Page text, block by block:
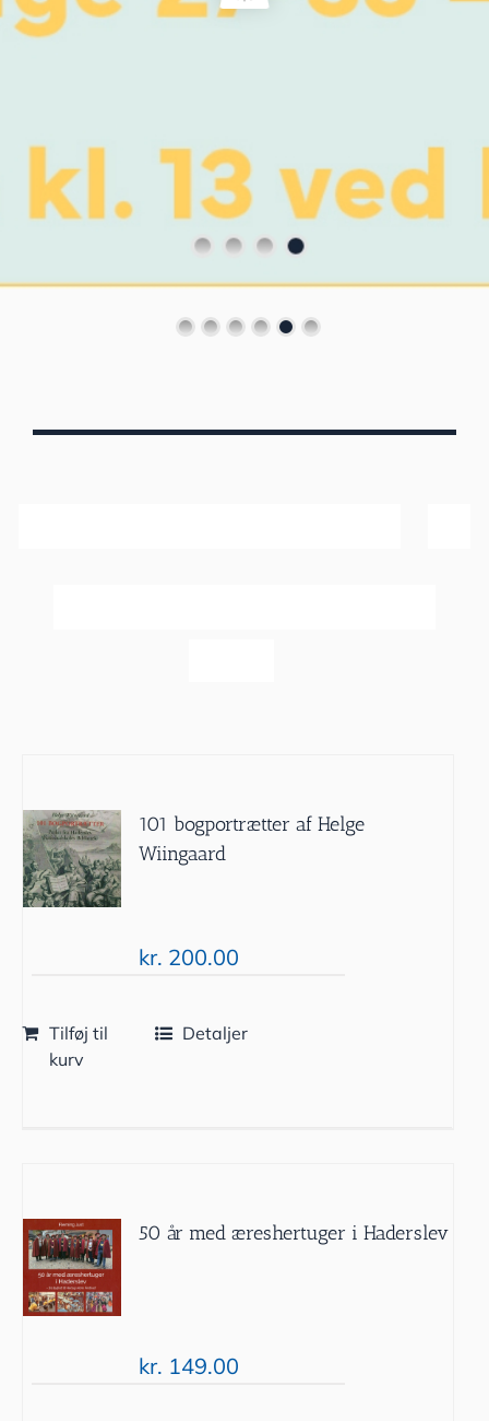
101 bogportrætter af Helge
Wiingaard
kr. 200.00
Tilføj til
kurv
Detaljer
50 år med æreshertuger i Haderslev
kr. 149.00